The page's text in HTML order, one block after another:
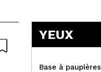
YEUX
Base à paupières